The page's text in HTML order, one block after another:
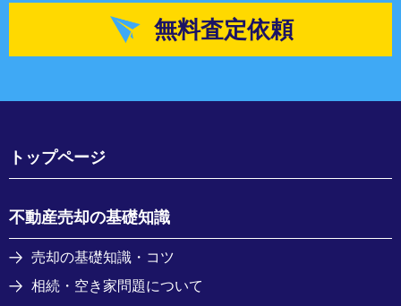
無料査定依頼
トップページ
不動産売却の基礎知識
売却の基礎知識・コツ
相続・空き家問題について